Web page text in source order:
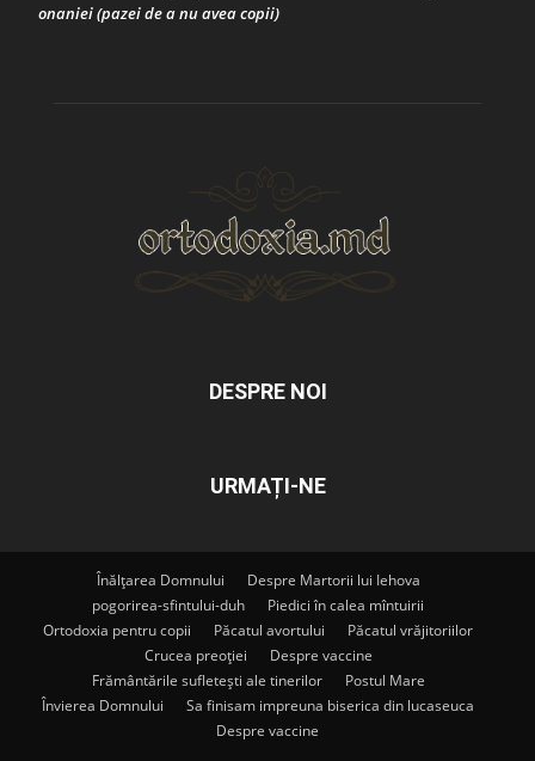
onaniei (pazei de a nu avea copii)
DESPRE NOI
URMAȚI-NE
Înălțarea Domnului
Despre Martorii lui Iehova
pogorirea-sfintului-duh
Piedici în calea mîntuirii
Ortodoxia pentru copii
Păcatul avortului
Păcatul vrăjitoriilor
Crucea preoției
Despre vaccine
Frământările sufletești ale tinerilor
Postul Mare
Învierea Domnului
Sa finisam impreuna biserica din lucaseuca
Despre vaccine